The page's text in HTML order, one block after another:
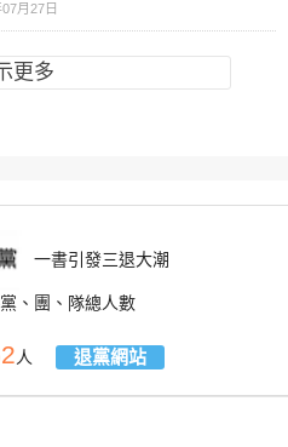
月27日
更多
一書引發三退大潮
、團、隊總人數
人 退黨網站